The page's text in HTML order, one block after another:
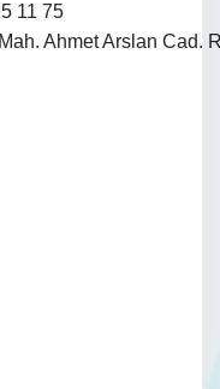
11 75
Ahmet Arslan Cad.